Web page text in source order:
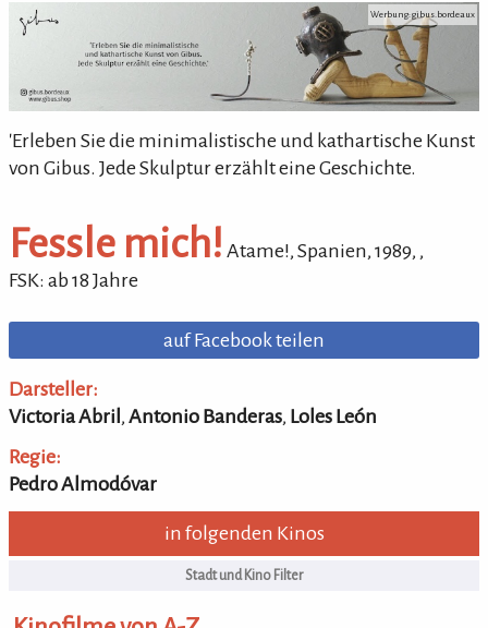
gibus.bordeaux Werbung: gibus.bordeaux
'Erleben Sie die minimalistische und kathartische Kunst
von Gibus. Jede Skulptur erzählt eine Geschichte.
Fessle mich! Atame!, Spanien, 1989, ,
FSK: ab 18 Jahre
auf Facebook teilen
Darsteller:
Victoria Abril , Antonio Banderas, Loles León
Regie:
Pedro Almodóvar
in folgenden Kinos